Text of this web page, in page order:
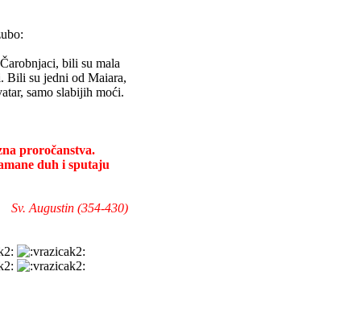
bili su mala
Bili su jedni od Maiara,
samo slabijih moći.
proročanstva.
duh i sputaju
Sv. Augustin (354-430)